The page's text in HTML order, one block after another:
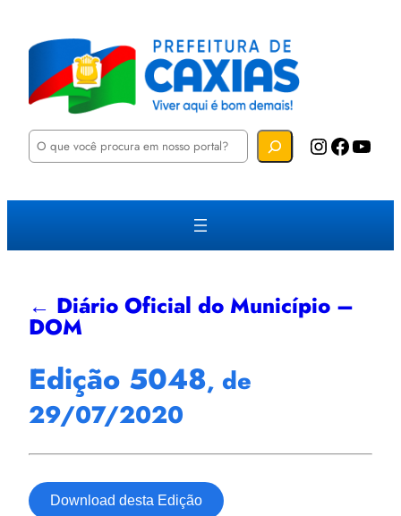
P
u
a
Instagram Facebook YouTube
← Diário Oficial do Município –
DOM
Edição 5048, de
29/07/2020
Download desta Edição